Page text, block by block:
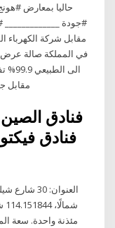
حاليا بمعارض
#جودة _____________
مقابل شركة الكهرباء
في المملكة صالة عرض
الى
مقابل
فنادق
فنادق